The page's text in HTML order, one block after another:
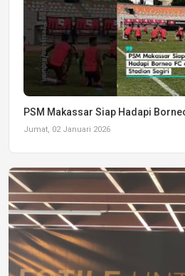
PSM Makassar Siap Hadapi
Jumat, 02 Januari 2026